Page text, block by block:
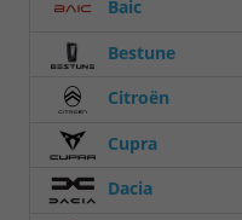
Baic
Bestune
Citroën
Cupra
Dacia